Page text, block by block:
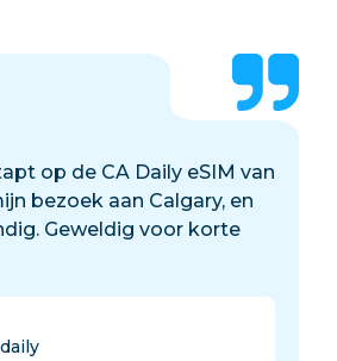
op de CA Daily eSIM van
bezoek aan Calgary, en
Geweldig voor korte